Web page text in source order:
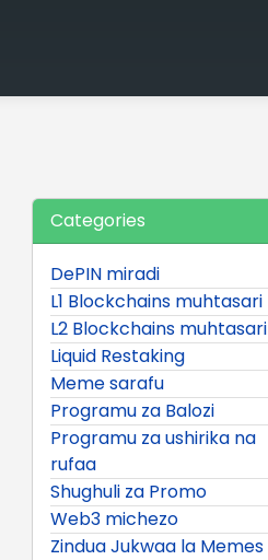
Categories
DePIN miradi
L1 Blockchains muhtasari
L2 Blockchains muhtasari
Liquid Restaking
Meme sarafu
Programu za Balozi
Programu za ushirika na
rufaa
Shughuli za Promo
Web3 michezo
Zindua Jukwaa la Memes